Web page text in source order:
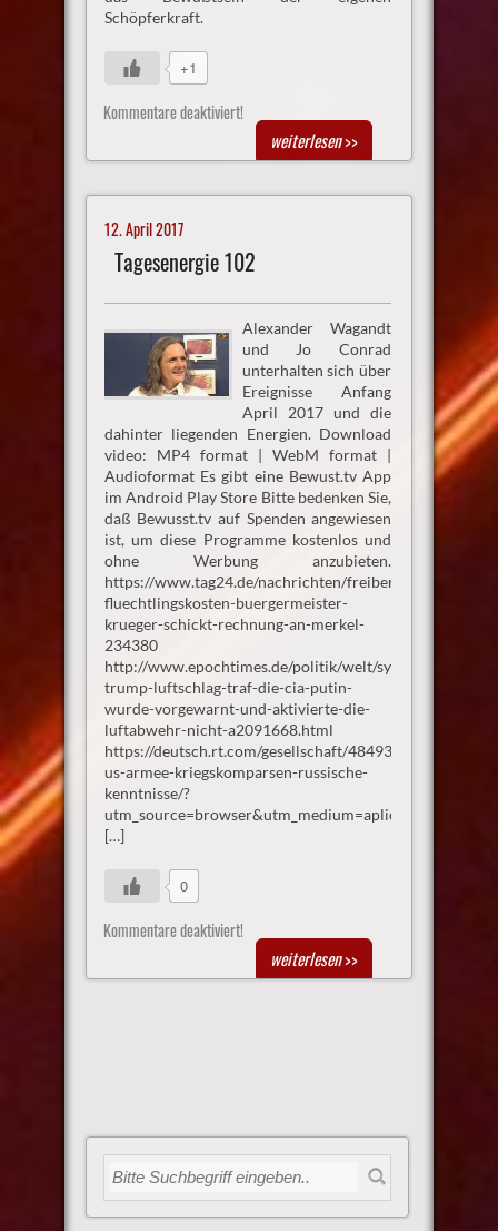
Schöpferkraft.
+1
Kommentare deaktiviert!
weiterlesen>>
12. April 2017
Tagesenergie 102
Alexander Wagandt
und Jo Conrad
unterhalten sich über
Ereignisse Anfang
April 2017 und die
dahinter liegenden Energien. Download
video: MP4 format | WebM format |
Audioformat Es gibt eine Bewust.tv App
im Android Play Store Bitte bedenken Sie,
daß Bewusst.tv auf Spenden angewiesen
ist, um diese Programme kostenlos und
ohne Werbung anzubieten.
https://www.tag24.de/nachrichten/freiberg-
fluechtlingskosten-buergermeister-
krueger-schickt-rechnung-an-merkel-
234380
http://www.epochtimes.de/politik/welt/syrien-
trump-luftschlag-traf-die-cia-putin-
wurde-vorgewarnt-und-aktivierte-die-
luftabwehr-nicht-a2091668.html
https://deutsch.rt.com/gesellschaft/48493-
us-armee-kriegskomparsen-russische-
kenntnisse/?
[…]
0
Kommentare deaktiviert!
weiterlesen>>